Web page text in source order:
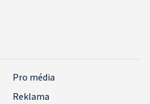
Pro média
Reklama